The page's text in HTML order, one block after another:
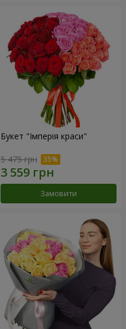
Букет "Імперія краси"
5 475 грн
Замовити